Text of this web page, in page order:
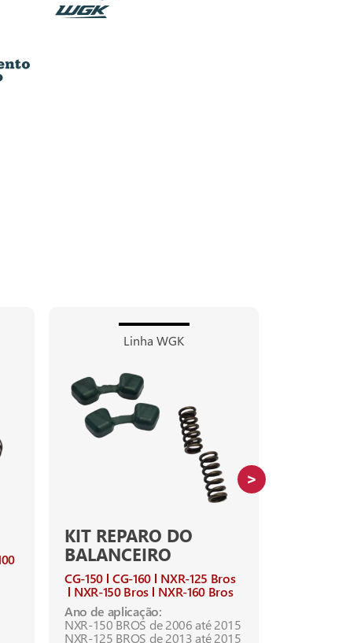
Linha WGK
KIT REPARO DO
BALANCEIRO
CG-150 CG-160
NXR-125 Bros
NXR-150 Bros
NXR-160 Bros
Ano de aplicação:
NXR-150 BROS de 2006 até 2015
NXR-125 BROS de 2013 até 2015